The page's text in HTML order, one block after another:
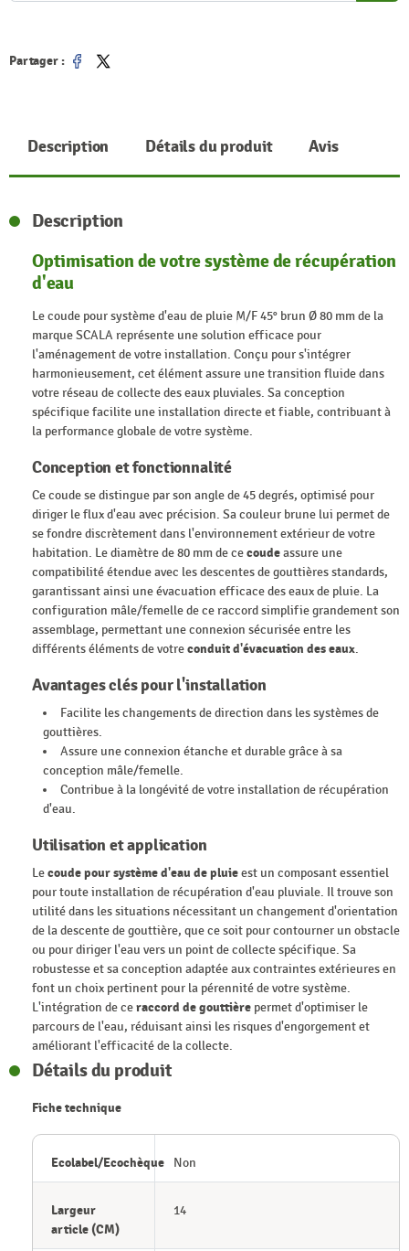
Partager :
Partager
Tweet
Description Détails du produit Avis
Description
Optimisation de votre système de récupération
d'eau
Le coude pour système d'eau de pluie M/F 45° brun Ø 80 mm de la
marque SCALA représente une solution efficace pour
l'aménagement de votre installation. Conçu pour s'intégrer
harmonieusement, cet élément assure une transition fluide dans
votre réseau de collecte des eaux pluviales. Sa conception
spécifique facilite une installation directe et fiable, contribuant à
la performance globale de votre système.
Conception et fonctionnalité
Ce coude se distingue par son angle de 45 degrés, optimisé pour
diriger le flux d'eau avec précision. Sa couleur brune lui permet de
se fondre discrètement dans l'environnement extérieur de votre
habitation. Le diamètre de 80 mm de cecoudeassure une
compatibilité étendue avec les descentes de gouttières standards,
garantissant ainsi une évacuation efficace des eaux de pluie. La
configuration mâle/femelle de ce raccord simplifie grandement son
assemblage, permettant une connexion sécurisée entre les
différents éléments de votreconduit d'évacuation des eaux.
Avantages clés pour l'installation
Facilite les changements de direction dans les systèmes de
gouttières.
Assure une connexion étanche et durable grâce à sa
conception mâle/femelle.
Contribue à la longévité de votre installation de récupération
d'eau.
Utilisation et application
Lecoude pour système d'eau de pluieest un composant essentiel
pour toute installation de récupération d'eau pluviale. Il trouve son
utilité dans les situations nécessitant un changement d'orientation
de la descente de gouttière, que ce soit pour contourner un obstacle
ou pour diriger l'eau vers un point de collecte spécifique. Sa
robustesse et sa conception adaptée aux contraintes extérieures en
font un choix pertinent pour la pérennité de votre système.
L'intégration de ceraccord de gouttière permet d'optimiser le
parcours de l'eau, réduisant ainsi les risques d'engorgement et
améliorant l'efficacité de la collecte.
Détails du produit
Fiche technique
Ecolabel/Ecochèque Non
Largeur
article (CM)
14